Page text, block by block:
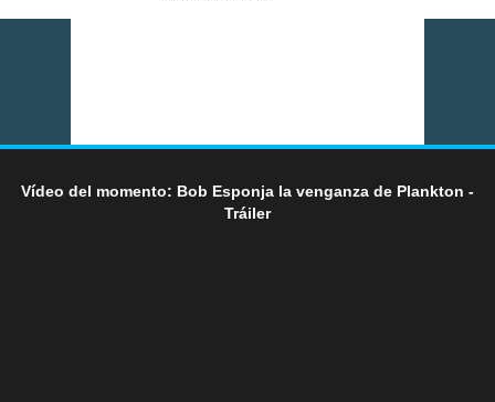
Vídeo del momento: Bob Esponja la venganza de Plankton -
Tráiler